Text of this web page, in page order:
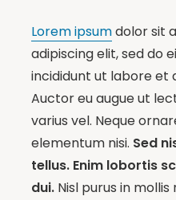
Lorem ipsumdolor sit
adipiscing elit, sed do
incididunt ut labore et
Auctor eu augue ut
varius vel. Neque
elementum nisi. Sed
tellus. Enim lobortis
dui. Nisl purus in